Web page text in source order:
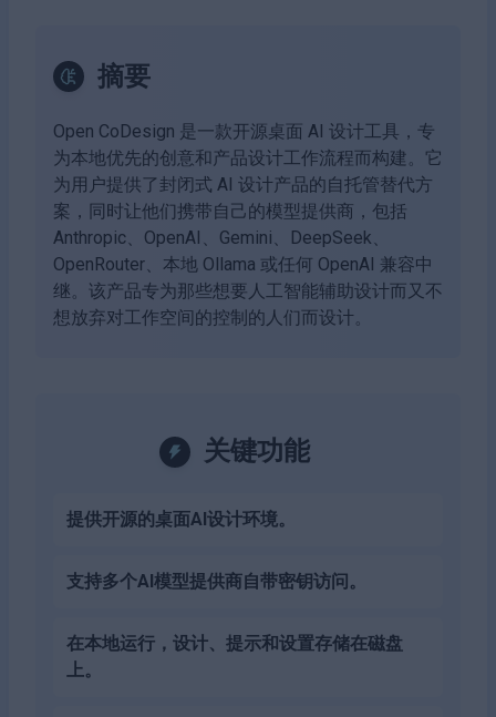
摘要
Open CoDesign 是一款开源桌面 AI 设计工具，专
为本地优先的创意和产品设计工作流程而构建。它
为用户提供了封闭式 AI 设计产品的自托管替代方
案，同时让他们携带自己的模型提供商，包括
Anthropic、OpenAI、Gemini、DeepSeek、
OpenRouter、本地 Ollama 或任何 OpenAI 兼容中
继。该产品专为那些想要人工智能辅助设计而又不
想放弃对工作空间的控制的人们而设计。
关键功能
提供开源的桌面AI设计环境。
支持多个AI模型提供商自带密钥访问。
在本地运行，设计、提示和设置存储在磁盘
上。